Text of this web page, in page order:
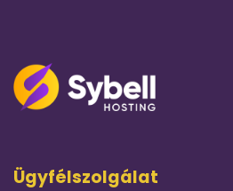
Ügyfélszolgálat